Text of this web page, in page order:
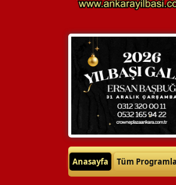
Anasayfa Tüm